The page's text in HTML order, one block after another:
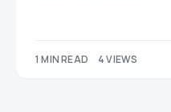
1 MIN READ 4 VIEWS